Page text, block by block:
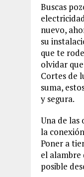
Buscas
nuevo,
su
que te
olvidar
Cortes de
suma,
y segura.
Una de
la
Poner a
el alambre
posible